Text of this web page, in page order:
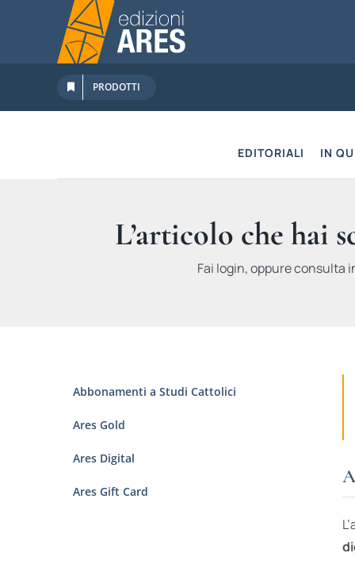
contenuto
PRODOTTI
EDITORIALI IN
L’articolo che hai
Fai login, oppure consulta
Abbonamenti a Studi Cattolici
Ares Gold
Ares Digital
Ares Gift Card